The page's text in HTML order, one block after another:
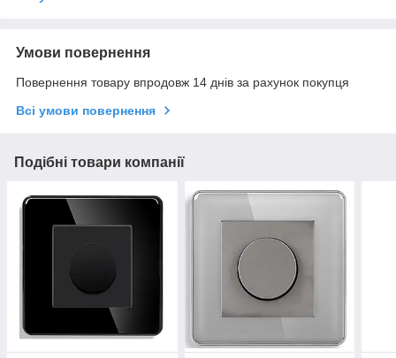
Умови повернення
Повернення товару впродовж 14 днів за рахунок покупця
Всі умови повернення
Подібні товари компанії